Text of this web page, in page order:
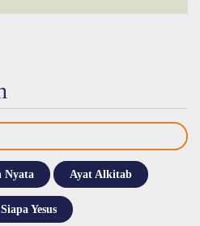
Nyata Ayat Alkitab
Siapa Yesus